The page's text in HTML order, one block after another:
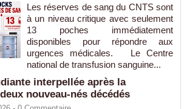
Les réserves de sang du CNTS sont
à un niveau critique avec seulement
13 poches immédiatement
disponibles pour répondre aux
urgences médicales. Le Centre
national de transfusion sanguine...
interpellée après la
nouveau-nés décédés